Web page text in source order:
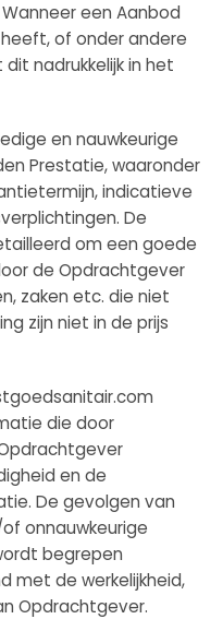
een Aanbod
of onder andere
nadrukkelijk in het
en nauwkeurige
Prestatie, waaronder
indicatieve
De
om een goede
de Opdrachtgever
zaken etc. die niet
zijn niet in de prijs
die door
en de
De gevolgen van
onnauwkeurige
begrepen
met de werkelijkheid,
Opdrachtgever.